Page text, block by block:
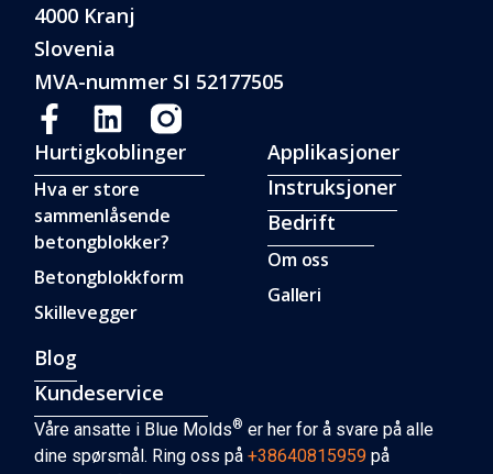
4000 Kranj
Slovenia
MVA-nummer SI 52177505
Hurtigkoblinger
Hva er store
sammenlåsende
betongblokker?
Betongblokkform
Skillevegger
Applikasjoner
Instruksjoner
Bedrift
Om oss
Galleri
Blog
Kundeservice
Våre ansatte i Blue Molds® er her for å svare på alle
dine spørsmål. Ring oss på+38640815959 på